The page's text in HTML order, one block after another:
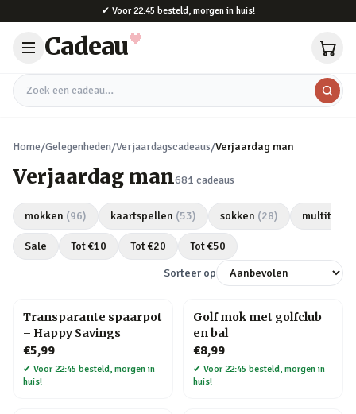
✔ Voor 22:45 besteld, morgen in huis!
Cadeau
Zoek een cadeau
Home/Gelegenheden/Verjaardagscadeaus/Verjaardag man
Verjaardag man681 cadeaus
mokken (96) kaartspellen (53) sokken (28) multitools
Sale Tot €10 Tot €20 Tot €50
Sorteer op
Transparante spaarpot
– Happy Savings
€5,99
✔ Voor 22:45 besteld, morgen in
huis!
Golf mok met golfclub
en bal
€8,99
✔ Voor 22:45 besteld, morgen in
huis!